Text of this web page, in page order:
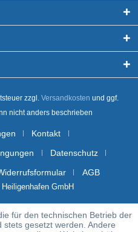
zzgl. Versandkosten und ggf.
nicht anders beschrieben
Kontakt
Datenschutz
AGB
GmbH
für den technischen Betrieb der
gesetzt werden. Andere